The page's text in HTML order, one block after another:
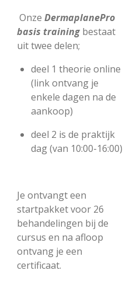
Onze DermaplanePro
basis training bestaat
uit twee delen;
deel 1 theorie online
(link ontvang je
enkele dagen na de
aankoop)
deel 2 is de praktijk
dag (van 10:00-16:00)
Je ontvangt een
startpakket voor 26
behandelingen bij de
cursus en na afloop
ontvang je een
certificaat.